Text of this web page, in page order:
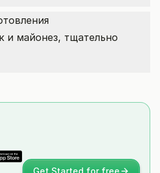
и майонез, тщательно
Get Started for free